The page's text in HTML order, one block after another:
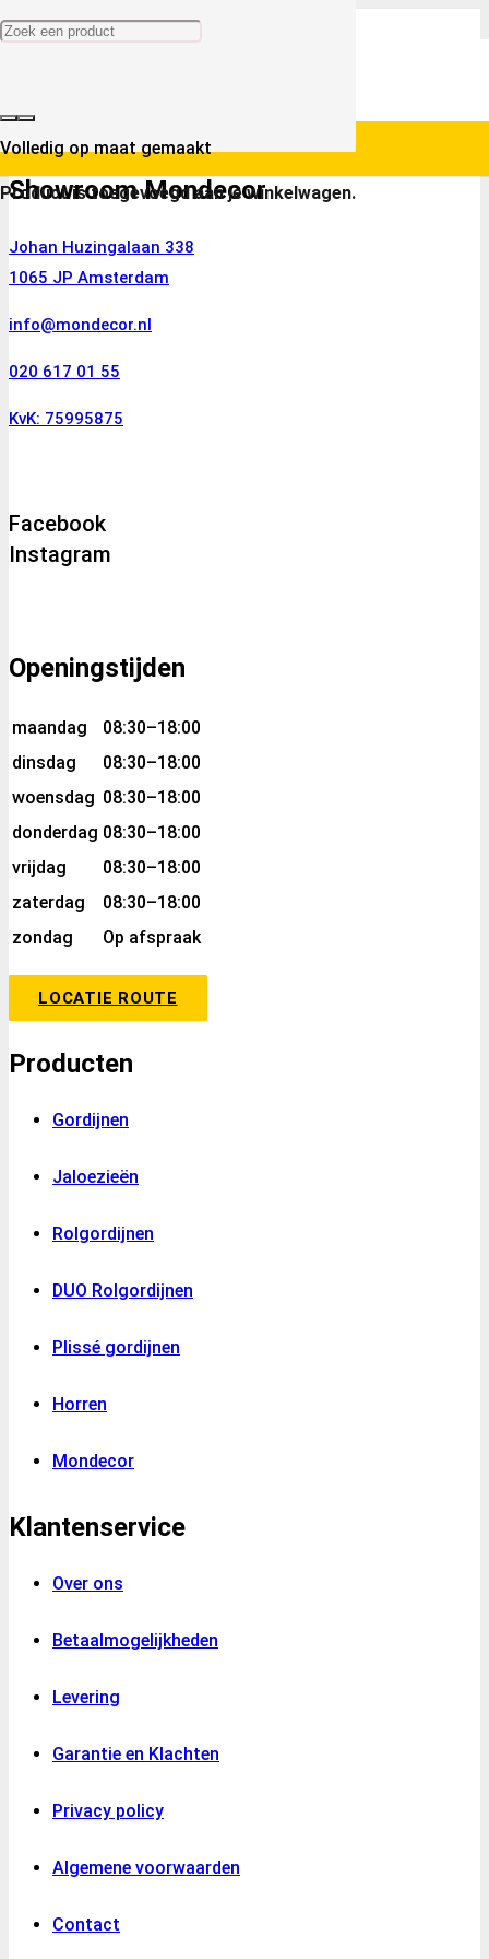
Productis toegevoegd aan je winkelwagen.
Volledig op maat gemaakt
Showroom Mondecor
Johan Huzingalaan 338
1065 JP Amsterdam
info@mondecor.nl
020 617 01 55
KvK: 75995875
Facebook
Instagram
Openingstijden
maandag
08:30–18:00
dinsdag
08:30–18:00
woensdag 08:30–18:00
donderdag 08:30–18:00
vrijdag
08:30–18:00
zaterdag
08:30–18:00
zondag
Op afspraak
LOCATIE ROUTE
Producten
Gordijnen
Jaloezieën
Rolgordijnen
DUO Rolgordijnen
Plissé gordijnen
Horren
Mondecor
Klantenservice
Over ons
Betaalmogelijkheden
Levering
Garantie en Klachten
Privacy policy
Algemene voorwaarden
Contact